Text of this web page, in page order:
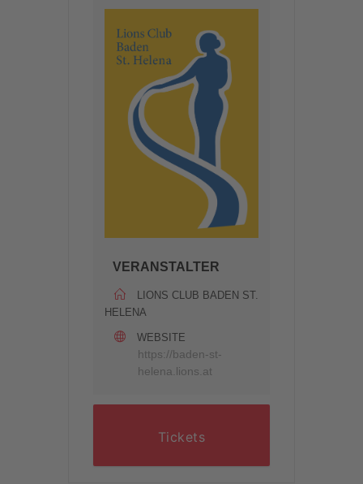
VERANSTALTER
LIONS CLUB BADEN ST.
HELENA
WEBSITE
https://baden-st-
helena.lions.at
Tickets